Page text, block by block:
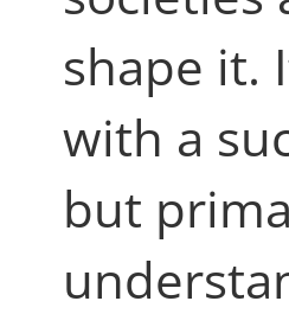
shape it.
with a
but